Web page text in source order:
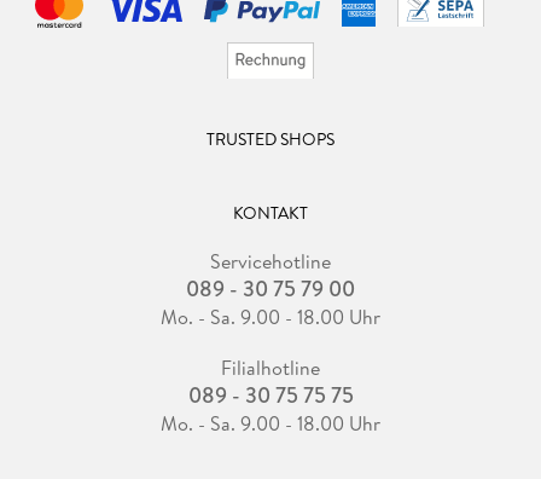
TRUSTED SHOPS
KONTAKT
Servicehotline
089 - 30 75 79 00
Mo. - Sa. 9.00 - 18.00 Uhr
Filialhotline
089 - 30 75 75 75
Mo. - Sa. 9.00 - 18.00 Uhr